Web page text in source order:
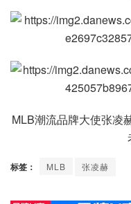
MLB潮流品牌大使张凌
标签： MLB 张凌赫